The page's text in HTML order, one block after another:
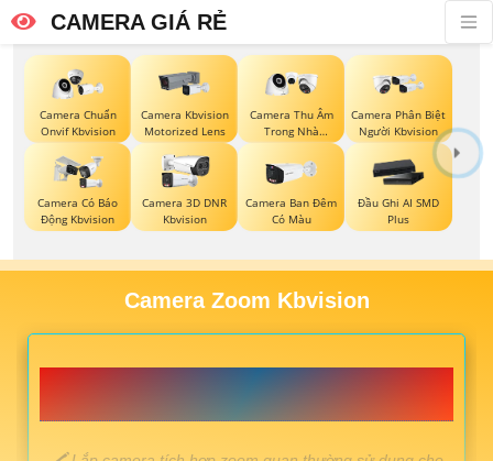
CAMERA GIÁ RẺ
Camera Chuẩn
Onvif Kbvision
Camera Kbvision
Motorized Lens
Camera Thu Âm
Trong Nhà
Kbvision
Camera Phân Biệt
Người Kbvision
Camera Có Báo
Động Kbvision
Camera 3D DNR
Kbvision
Camera Ban Đêm
Có Màu
Đầu Ghi AI SMD
Plus
Camera Zoom Kbvision